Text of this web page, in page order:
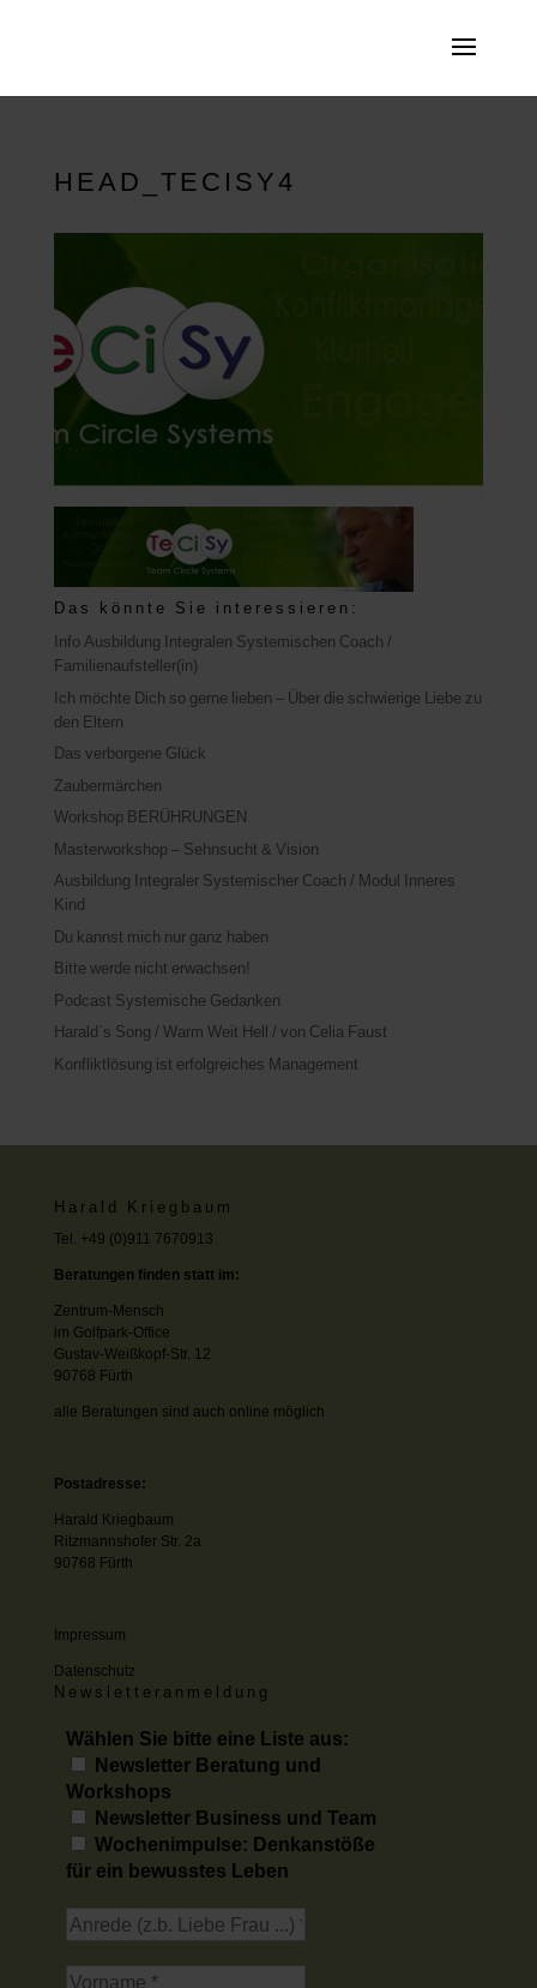
HEAD_TECISY4
Das könnte Sie interessieren:
Info Ausbildung Integralen Systemischen Coach /
Familienaufsteller(in)
Ich möchte Dich so gerne lieben – Über die schwierige Liebe zu
den Eltern
Das verborgene Glück
Zaubermärchen
Workshop BERÜHRUNGEN
Masterworkshop – Sehnsucht & Vision
Ausbildung Integraler Systemischer Coach / Modul Inneres
Kind
Du kannst mich nur ganz haben
Bitte werde nicht erwachsen!
Podcast Systemische Gedanken
Harald`s Song / Warm Weit Hell / von Celia Faust
Konfliktlösung ist erfolgreiches Management
Harald Kriegbaum
Tel. +49 (0)911 7670913
Beratungen finden statt im:
Zentrum-Mensch
im Golfpark-Office
Gustav-Weißkopf-Str. 12
90768 Fürth
alle Beratungen sind auch online möglich
Postadresse:
Harald Kriegbaum
Ritzmannshofer Str. 2a
90768 Fürth
Impressum
Datenschutz
Newsletteranmeldung
Wählen Sie bitte eine Liste aus:
Newsletter Beratung und
Workshops
Newsletter Business und Team
Wochenimpulse: Denkanstöße
für ein bewusstes Leben